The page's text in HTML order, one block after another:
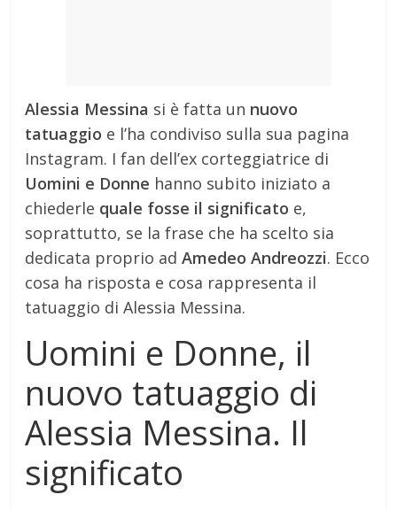
Alessia Messina si è fatta un nuovo
tatuaggio e l’ha condiviso sulla sua pagina
Instagram. I fan dell’ex corteggiatrice di
Uomini e Donne hanno subito iniziato a
chiederle quale fosse il significato e,
soprattutto, se la frase che ha scelto sia
dedicata proprio adAmedeo Andreozzi. Ecco
cosa ha risposta e cosa rappresenta il
tatuaggio di Alessia Messina.
Uomini e Donne, il
nuovo tatuaggio di
Alessia Messina. Il
significato